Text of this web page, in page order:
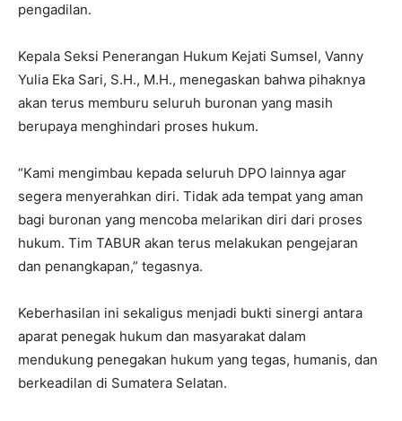
pengadilan.
Kepala Seksi Penerangan Hukum Kejati Sumsel, Vanny
Yulia Eka Sari, S.H., M.H., menegaskan bahwa pihaknya
akan terus memburu seluruh buronan yang masih
berupaya menghindari proses hukum.
“Kami mengimbau kepada seluruh DPO lainnya agar
segera menyerahkan diri. Tidak ada tempat yang aman
bagi buronan yang mencoba melarikan diri dari proses
hukum. Tim TABUR akan terus melakukan pengejaran
dan penangkapan,” tegasnya.
Keberhasilan ini sekaligus menjadi bukti sinergi antara
aparat penegak hukum dan masyarakat dalam
mendukung penegakan hukum yang tegas, humanis, dan
berkeadilan di Sumatera Selatan.